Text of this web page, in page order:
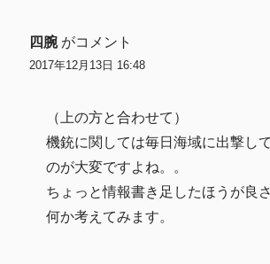
四腕 がコメント
2017年12月13日 16:48
（上の方と合わせて）
機銃に関しては毎日海域に出撃し
のが大変ですよね。。
ちょっと情報書き足したほうが良
何か考えてみます。